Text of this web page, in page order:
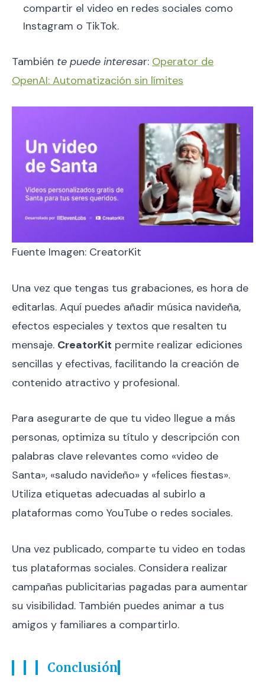
compartir el video en redes sociales como
Instagram o TikTok.
También te puede interesar: Operator de
OpenAI: Automatización sin límites
Fuente Imagen: CreatorKit
Una vez que tengas tus grabaciones, es hora de
editarlas. Aquí puedes añadir música navideña,
efectos especiales y textos que resalten tu
mensaje. CreatorKit permite realizar ediciones
sencillas y efectivas, facilitando la creación de
contenido atractivo y profesional.
Para asegurarte de que tu video llegue a más
personas, optimiza su título y descripción con
palabras clave relevantes como «video de
Santa», «saludo navideño» y «felices fiestas».
Utiliza etiquetas adecuadas al subirlo a
plataformas como YouTube o redes sociales.
Una vez publicado, comparte tu video en todas
tus plataformas sociales. Considera realizar
campañas publicitarias pagadas para aumentar
su visibilidad. También puedes animar a tus
amigos y familiares a compartirlo.
Conclusión